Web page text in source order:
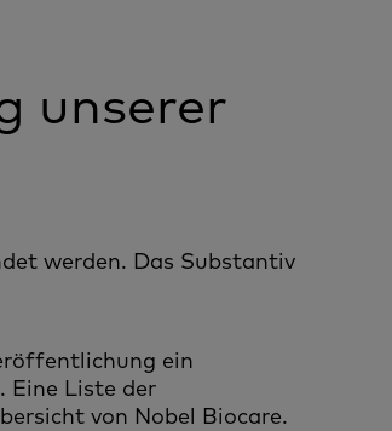
unserer
werden. Das Substantiv
ein
Eine Liste der
von Nobel Biocare.